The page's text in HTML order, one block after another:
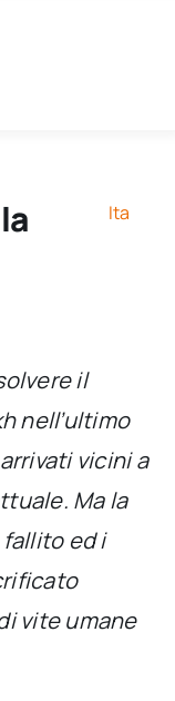
Ita
il
nell’ultimo
vicini a
Ma la
ed i
vite umane